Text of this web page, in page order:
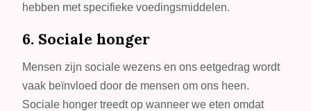
hebben met specifieke voedingsmiddelen.
6. Sociale honger
Mensen zijn sociale wezens en ons eetgedrag wordt
vaak beïnvloed door de mensen om ons heen.
Sociale honger treedt op wanneer we eten omdat